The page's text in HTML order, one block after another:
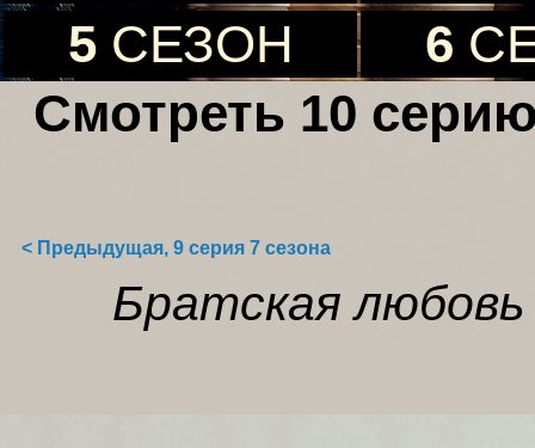
5 СЕЗОН 6
Смотреть 10
< Предыдущая, 9 серия 7 сезона
Братская